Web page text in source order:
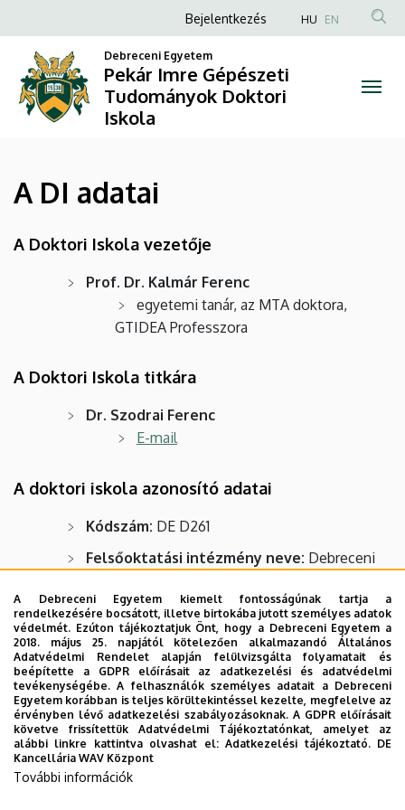
adatai
Imre
Gépészeti
Tudományok
a
tartalomra
Anonim
fiók
menüje
Bejelentkezés HU EN
Debreceni Egyetem
Pekár Imre Gépészeti
Tudományok Doktori
Iskola
A DI adatai
A Doktori Iskola vezetője
Prof. Dr. Kalmár Ferenc
egyetemi tanár, az MTA doktora,
GTIDEA Professzora
A Doktori Iskola titkára
Dr. Szodrai Ferenc
E-mail
A doktori iskola azonosító adatai
Kódszám: DE D261
Felsőoktatási intézmény neve: Debreceni
Tudományterületi besorolás:műszaki
tudományok
Tudományági besorolás:gépészeti
tudományok
A doktori iskola elnevezése: Pekár Imre
Gépészeti Tudományok Doktori Iskola
A doktori iskola címe:
A Debreceni Egyetem kiemelt fontosságúnak tartja a
rendelkezésére bocsátott, illetve birtokába jutott személyes adatok
védelmét. Ezúton tájékoztatjuk Önt, hogy a Debreceni Egyetem a
2018. május 25. napjától kötelezően alkalmazandó Általános
Adatvédelmi Rendelet alapján felülvizsgálta folyamatait és
beépítette a GDPR előírásait az adatkezelési és adatvédelmi
tevékenységébe. A felhasználók személyes adatait a Debreceni
Egyetem korábban is teljes körültekintéssel kezelte, megfelelve az
érvényben lévő adatkezelési szabályozásoknak. A GDPR előírásait
követve frissítettük Adatvédelmi Tájékoztatónkat, amelyet az
alábbi linkre kattintva olvashat el:Adatkezelési tájékoztató. DE
Kancellária WAV Központ
További információk